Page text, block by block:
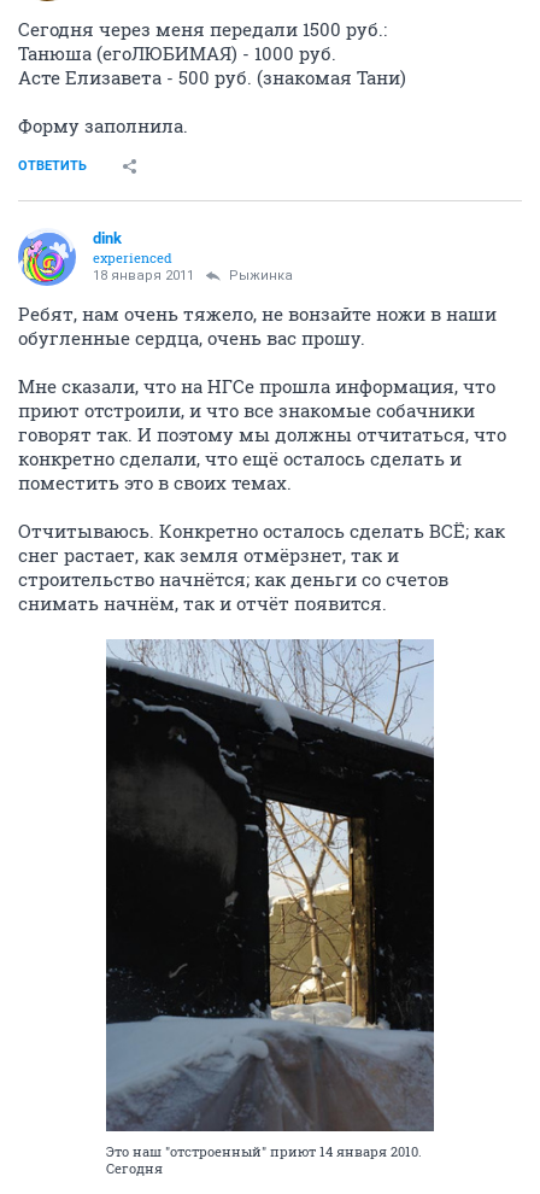
Сегодня через меня передали 1500 руб.:
Танюша (егоЛЮБИМАЯ) - 1000 руб.
Асте Елизавета - 500 руб. (знакомая Тани)
Форму заполнила.
ОТВЕТИТЬ
dink
experienced
18 января 2011 Рыжинка
Ребят, нам очень тяжело, не вонзайте ножи в наши
обугленные сердца, очень вас прошу.
Мне сказали, что на НГСе прошла информация, что
приют отстроили, и что все знакомые собачники
говорят так. И поэтому мы должны отчитаться, что
конкретно сделали, что ещё осталось сделать и
поместить это в своих темах.
Отчитываюсь. Конкретно осталось сделать ВСЁ; как
снег растает, как земля отмёрзнет, так и
строительство начнётся; как деньги со счетов
снимать начнём, так и отчёт появится.
Это наш "отстроенный" приют 14 января 2010.
Сегодня